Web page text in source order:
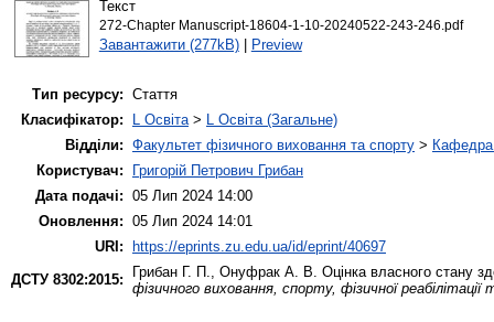
Текст
272-Chapter Manuscript-18604-1-10-20240522-243-246.pdf
Завантажити (277kB)| Preview
Тип ресурсу: Стаття
Класифікатор:
L Освіта> L Освіта (Загальне)
Відділи: Факультет фізичного виховання та спорту > Кафедра
Користувач:
Григорій Петрович Грибан
Дата подачі: 05 Лип 2024 14:00
Оновлення: 05 Лип 2024 14:01
URI:
https://eprints.zu.edu.ua/id/eprint/40697
ДСТУ 8302:2015:
Грибан Г. П., Онуфрак А. В. Оцінка власного стану
фізичного виховання, спорту, фізичної